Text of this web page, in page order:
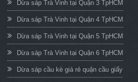
Dừa sáp Trà Vinh tại Quận 3 TpHCM
Dừa sáp Trà Vinh tại Quận 4 TpHCM
Dừa sáp Trà Vinh tại Quận 5 TpHCM
Dừa sáp Trà Vinh tại Quận 6 TpHCM
Dừa sáp cầu kè giá rẻ quận cầu giấy